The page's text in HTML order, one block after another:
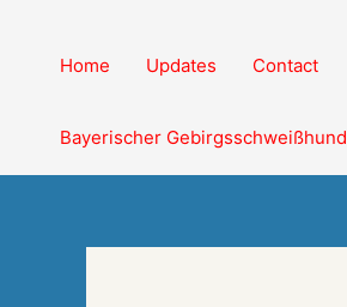
Home Updates Contact
Bayerischer Gebirgsschweißhund